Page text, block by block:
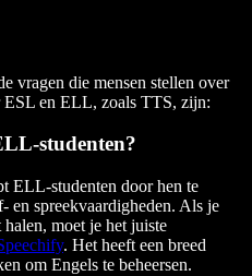
vragen die mensen stellen over
ESL en ELL, zoals TTS, zijn:
studenten?
ELL-studenten door hen te
en spreekvaardigheden. Als je
moet je het juiste
. Het heeft een breed
om Engels te beheersen.